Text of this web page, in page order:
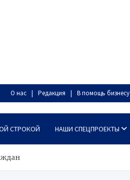
О нас Редакция В помощь бизнесу
СТРОКОЙ НАШИ СПЕЦПРОЕКТЫ